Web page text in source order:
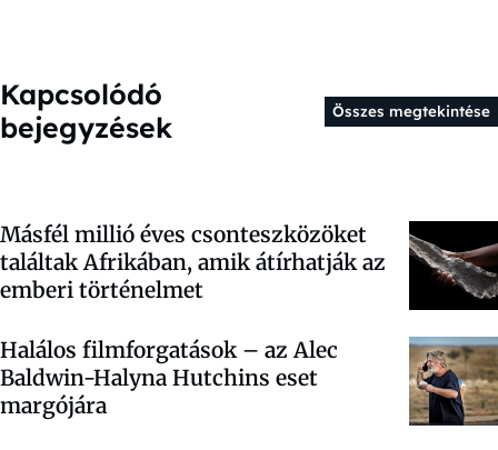
Kapcsolódó
bejegyzések
Összes megtekintése
Másfél millió éves csonteszközöket
találtak Afrikában, amik átírhatják az
emberi történelmet
Halálos filmforgatások – az Alec
Baldwin-Halyna Hutchins eset
margójára